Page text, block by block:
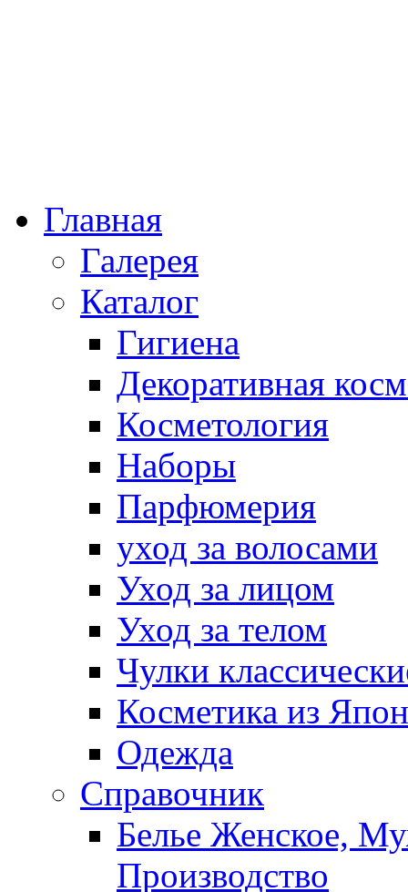
Главная
Галерея
Каталог
Гигиена
Декоративная
Косметология
Наборы
Парфюмерия
уход за волосами
Уход за лицом
Уход за телом
Чулки
Косметика из
Одежда
Справочник
Белье Женское,
Производство